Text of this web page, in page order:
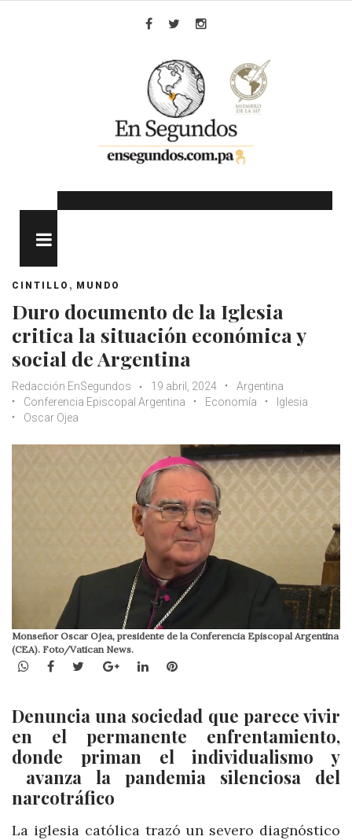
CINTILLO , MUNDO
Duro documento de la Iglesia
critica la situación económica y
social de Argentina
Redacción EnSegundos 19 abril, 2024
Argentina
Conferencia Episcopal Argentina
Economía
Iglesia
Oscar Ojea
Monseñor Oscar Ojea, presidente de la Conferencia Episcopal Argentina
(CEA). Foto/Vatican News.
WhatsApp
Facebook
TwitterGoogle+LinkedInPinterest
Denuncia una sociedad que parece vivir
en el permanente enfrentamiento,
donde priman el individualismo y
avanza la pandemia silenciosa del
narcotráfico
La iglesia católica trazó un severo diagnóstico